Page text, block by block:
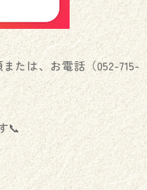
たは、お電話（052-715-
📞